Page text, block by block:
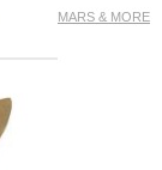
MARS & MORE